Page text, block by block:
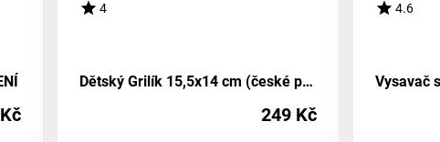
4
Dětský Grilík 15,5x14 cm (české provedení), Infunbebe, W001629
249 Kč
4.6